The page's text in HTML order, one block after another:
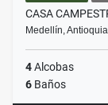
CASA
Medellín,
4Alcobas
6 Baños